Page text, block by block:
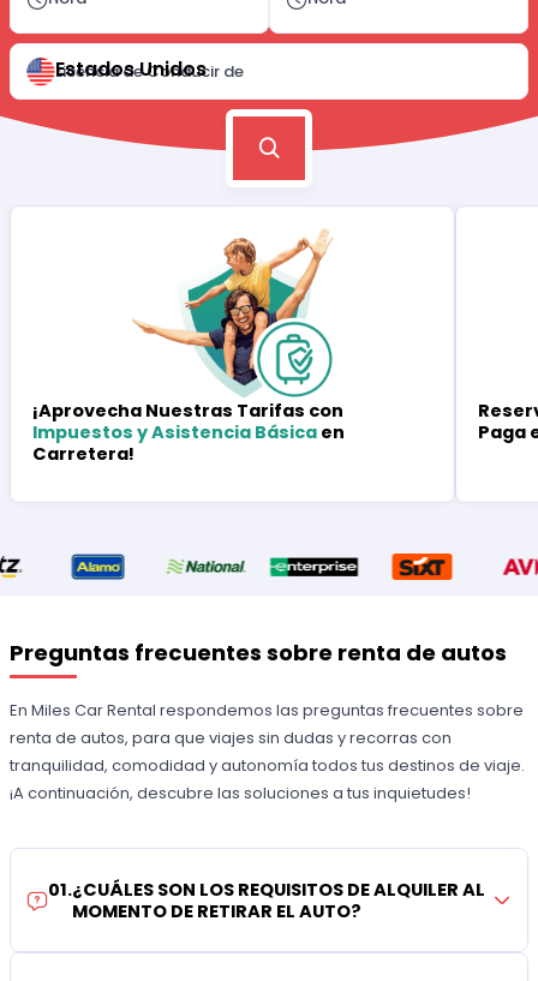
Licencia de Conducir de
Estados Unidos
¡Aprovecha Nuestras Tarifas con
Impuestos y Asistencia Básica en
Carretera!
Paga
Preguntas frecuentes sobre renta de autos
En Miles Car Rental respondemos las preguntas frecuentes sobre
renta de autos, para que viajes sin dudas y recorras con
tranquilidad, comodidad y autonomía todos tus destinos de viaje.
¡A continuación, descubre las soluciones a tus inquietudes!
01.¿CUÁLES SON LOS REQUISITOS DE ALQUILER AL
MOMENTO DE RETIRAR EL AUTO?